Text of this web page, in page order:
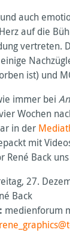
auch
auf die
vertreten.
ist) und
immer bei
Wochen
in der
mit
Back
27.
Back
medienforum